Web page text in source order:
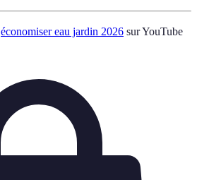
économiser eau jardin 2026 sur YouTube